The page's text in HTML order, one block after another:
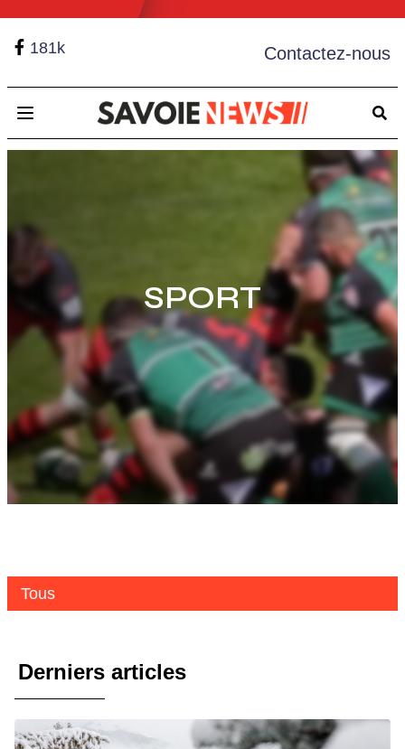
181k Contactez-nous
Open main menu
SPORT
Tous
Derniers articles